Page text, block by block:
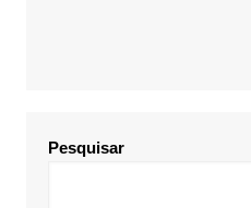
Pesquisar